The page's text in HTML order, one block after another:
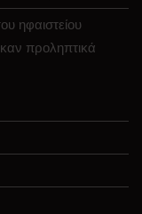
ηφαιστείου
προληπτικά